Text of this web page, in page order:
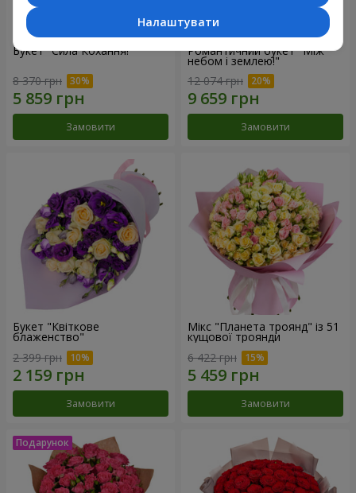
Букет "Сила Кохання!"
8 370 грн
Замовити
Романтичний букет "Між
небом і землею!"
12 074 грн
Замовити
Букет "Квіткове
блаженство"
2 399 грн
Замовити
Мікс "Планета троянд" із 51
кущової троянди
6 422 грн
Замовити
Налаштувати